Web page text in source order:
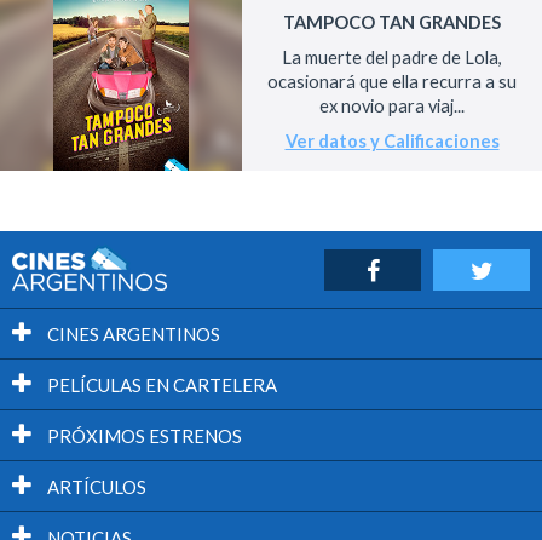
TAMPOCO TAN GRANDES
La muerte del padre de Lola,
ocasionará que ella recurra a su
ex novio para viaj...
Ver datos y Calificaciones
CINES ARGENTINOS
PELÍCULAS EN CARTELERA
PRÓXIMOS ESTRENOS
ARTÍCULOS